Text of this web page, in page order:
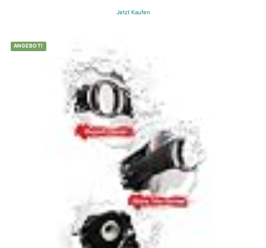
Jetzt Kaufen
ANGEBOT!